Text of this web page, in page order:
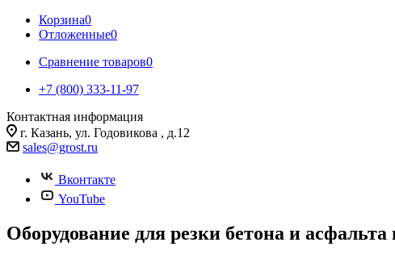
Корзина0
Отложенные0
Сравнение товаров0
+7 (800) 333-11-97
Контактная информация
г. Казань, ул. Годовикова , д.12
sales@grost.ru
Вконтакте
YouTube
Оборудование для резки бетона и асфальта